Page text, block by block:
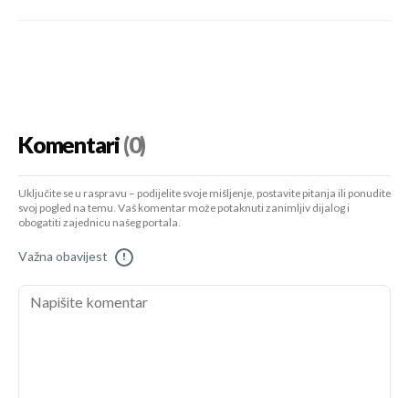
Komentari(0)
Uključite se u raspravu – podijelite svoje mišljenje, postavite pitanja ili ponudite
svoj pogled na temu. Vaš komentar može potaknuti zanimljiv dijalog i
obogatiti zajednicu našeg portala.
Važna obavijest !